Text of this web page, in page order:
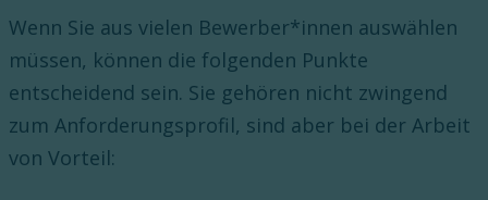
Wenn Sie aus vielen Bewerber*innen auswählen
müssen, können die folgenden Punkte
entscheidend sein. Sie gehören nicht zwingend
zum Anforderungsprofil, sind aber bei der Arbeit
von Vorteil: